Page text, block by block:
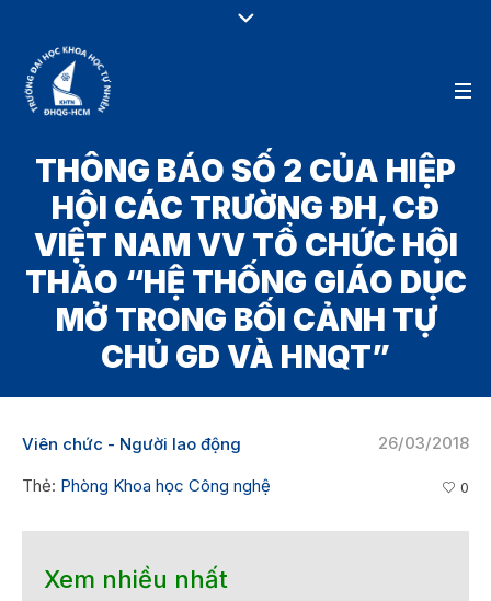
THÔNG BÁO SỐ 2 CỦA HIỆP
HỘI CÁC TRƯỜNG ĐH, CĐ
VIỆT NAM VV TỔ CHỨC HỘI
THẢO “HỆ THỐNG GIÁO DỤC
MỞ TRONG BỐI CẢNH TỰ
CHỦ GD VÀ HNQT”
26/03/2018
Viên chức - Người lao động
Thẻ: Phòng Khoa học Công nghệ 0
Xem nhiều nhất